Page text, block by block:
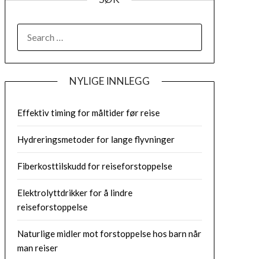
FOR:
NYLIGE INNLEGG
Effektiv timing for måltider før reise
Hydreringsmetoder for lange flyvninger
Fiberkosttilskudd for reiseforstoppelse
Elektrolyttdrikker for å lindre
reiseforstoppelse
Naturlige midler mot forstoppelse hos barn når
man reiser